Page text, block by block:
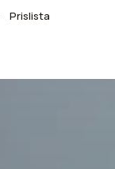
Prislista